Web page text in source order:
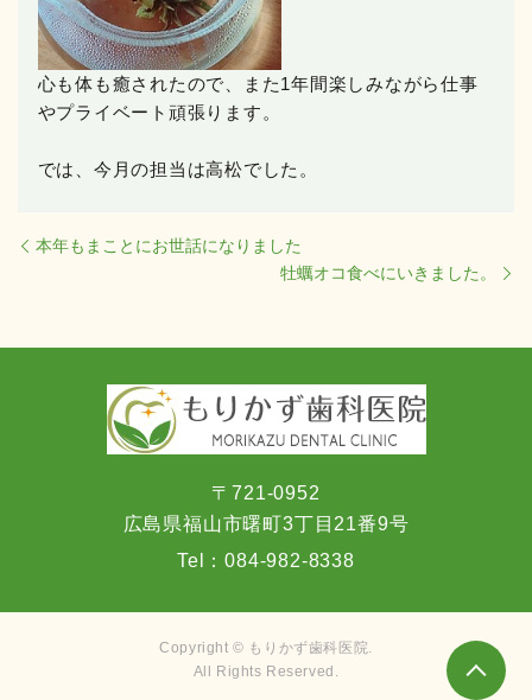
心も体も癒されたので、また1年間楽しみながら仕事
やプライベート頑張ります。
では、今月の担当は高松でした。
本年もまことにお世話になりました
牡蠣オコ食べにいきました。
〒721-0952
広島県福山市曙町3丁目21番9号
Tel：084-982-8338
Copyright © もりかず歯科医院.
All Rights Reserved.